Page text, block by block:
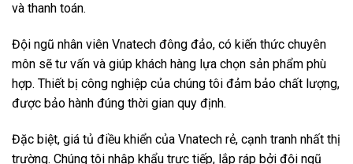
và thanh toán.
Đội ngũ nhân viên Vnatech đông đảo, có kiến thức chuyên
môn sẽ tư vấn và giúp khách hàng lựa chọn sản phẩm phù
hợp. Thiết bị công nghiệp của chúng tôi đảm bảo chất lượng,
được bảo hành đúng thời gian quy định.
Đặc biệt, giá tủ điều khiển của Vnatech rẻ, cạnh tranh nhất thị
trường. Chúng tôi nhập khẩu trực tiếp, lắp ráp bởi đội ngũ